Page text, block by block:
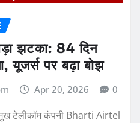
झटका: 84 दिन
यूजर्स पर बढ़ा बोझ
Apr 20, 2026 0
टेलीकॉम कंपनी Bharti Airtel